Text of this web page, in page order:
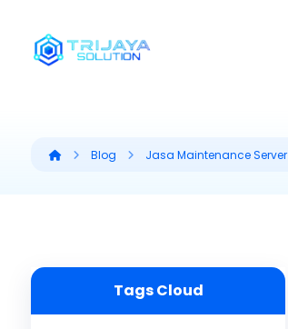
Blog Jasa Maintenance Server
Tags Cloud